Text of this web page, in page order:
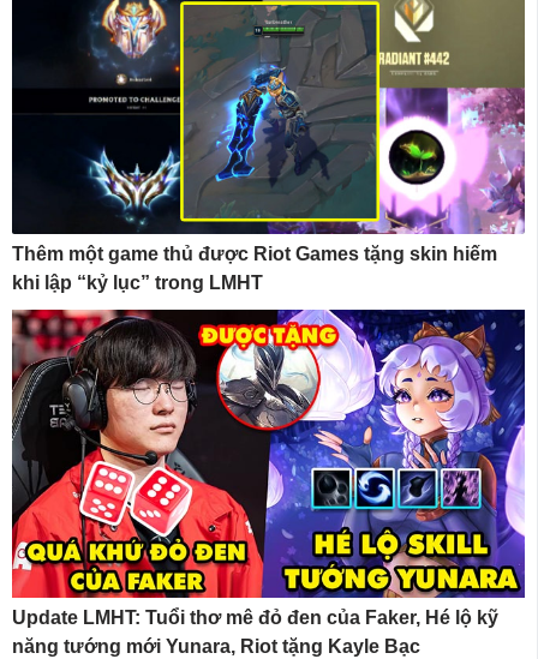
Thêm một game thủ được Riot Games tặng skin hiếm
khi lập “kỷ lục” trong LMHT
Update LMHT: Tuổi thơ mê đỏ đen của Faker, Hé lộ kỹ
năng tướng mới Yunara, Riot tặng Kayle Bạc